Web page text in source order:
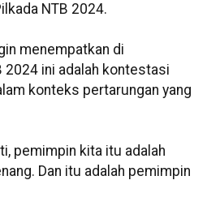
NTB 2024.
menempatkan di
2024 ini adalah kontestasi
konteks pertarungan yang
pemimpin kita itu adalah
Dan itu adalah pemimpin